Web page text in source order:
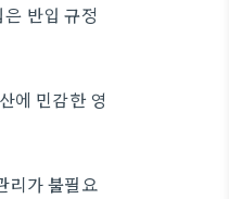
반입 규정
에 민감한 영
리가 불필요